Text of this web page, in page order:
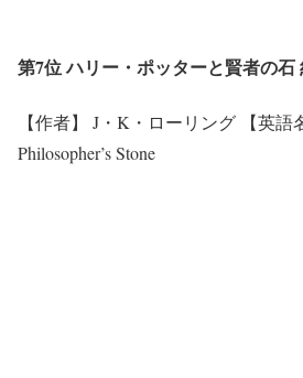
第7位 ハリー・ポッターと賢者の石
【作者】 J・K・ローリング 【英語
Philosopher’s Stone